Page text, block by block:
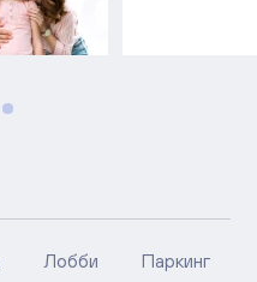
Лобби Паркинг